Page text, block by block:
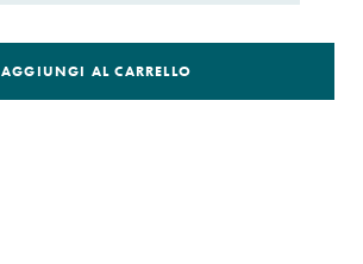
AGGIUNGI AL CARRELLO